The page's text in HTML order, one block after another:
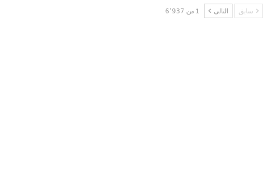
سابق التالى 1 من 6٬937